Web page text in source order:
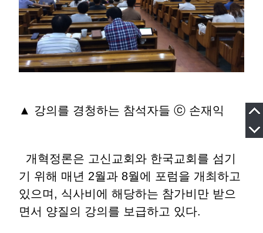
▲ 강의를 경청하는 참석자들 ⓒ 손재익
개혁정론은 고신교회와 한국교회를 섬기
기 위해 매년 2월과 8월에 포럼을 개최하고
있으며, 식사비에 해당하는 참가비만 받으
면서 양질의 강의를 보급하고 있다.